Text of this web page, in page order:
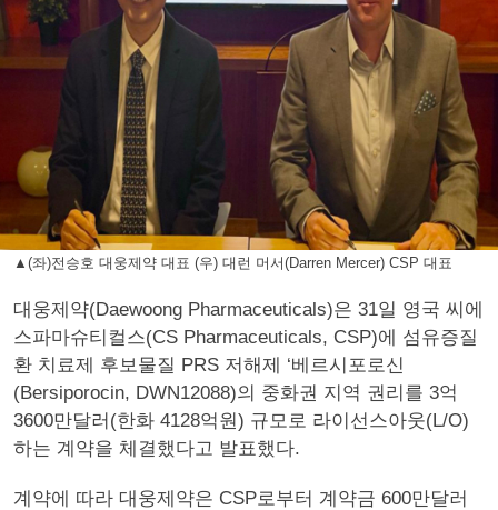
▲(좌)전승호 대웅제약 대표 (우) 대런 머서(Darren Mercer) CSP 대표
대웅제약(Daewoong Pharmaceuticals)은 31일 영국 씨에
스파마슈티컬스(CS Pharmaceuticals, CSP)에 섬유증질
환 치료제 후보물질 PRS 저해제 ‘베르시포로신
(Bersiporocin, DWN12088)의 중화권 지역 권리를 3억
3600만달러(한화 4128억원) 규모로 라이선스아웃(L/O)
하는 계약을 체결했다고 발표했다.
계약에 따라 대웅제약은 CSP로부터 계약금 600만달러